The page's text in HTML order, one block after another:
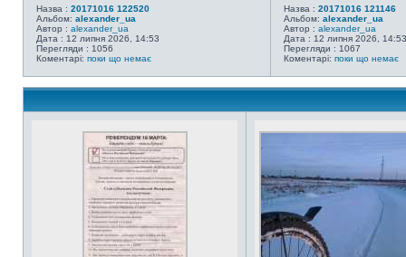
Назва : 20171016 122520
Альбом: alexander_ua
Автор : alexander_ua
Дата : 12 липня 2026, 14:53
Перегляди : 1056
Коментарі: поки що немає
Назва : 20171016 121146
Альбом: alexander_ua
Автор : alexander_ua
Дата : 12 липня 2026, 14:53
Перегляди : 1067
Коментарі: поки що немає